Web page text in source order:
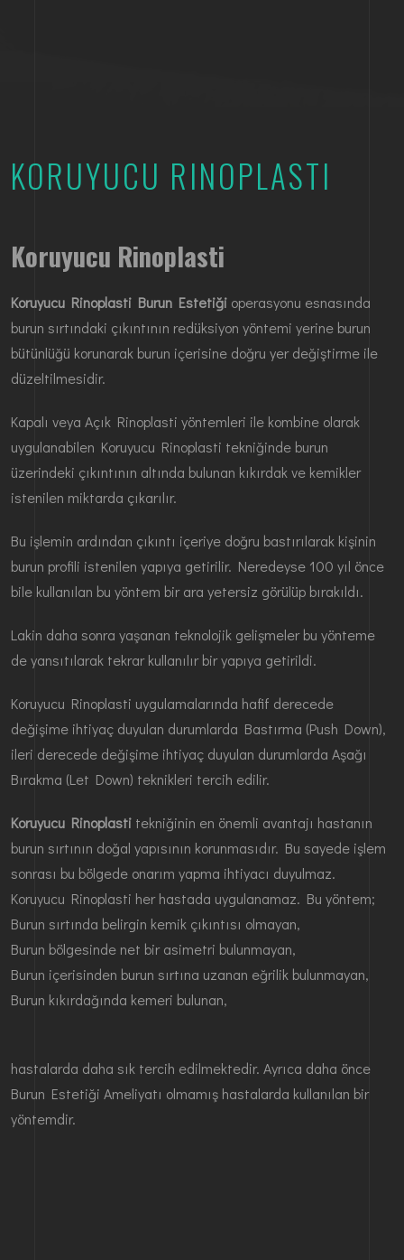
KORUYUCU RINOPLASTI
Koruyucu Rinoplasti
Koruyucu Rinoplasti Burun Estetiği operasyonu esnasında
burun sırtındaki çıkıntının redüksiyon yöntemi yerine burun
bütünlüğü korunarak burun içerisine doğru yer değiştirme ile
düzeltilmesidir.
Kapalı veya Açık Rinoplasti yöntemleri ile kombine olarak
uygulanabilen Koruyucu Rinoplasti tekniğinde burun
üzerindeki çıkıntının altında bulunan kıkırdak ve kemikler
istenilen miktarda çıkarılır.
Bu işlemin ardından çıkıntı içeriye doğru bastırılarak kişinin
burun profili istenilen yapıya getirilir. Neredeyse 100 yıl önce
bile kullanılan bu yöntem bir ara yetersiz görülüp bırakıldı.
Lakin daha sonra yaşanan teknolojik gelişmeler bu yönteme
de yansıtılarak tekrar kullanılır bir yapıya getirildi.
Koruyucu Rinoplasti uygulamalarında hafif derecede
değişime ihtiyaç duyulan durumlarda Bastırma (Push Down),
ileri derecede değişime ihtiyaç duyulan durumlarda Aşağı
Bırakma (Let Down) teknikleri tercih edilir.
Koruyucu Rinoplasti tekniğinin en önemli avantajı hastanın
burun sırtının doğal yapısının korunmasıdır. Bu sayede işlem
sonrası bu bölgede onarım yapma ihtiyacı duyulmaz.
Koruyucu Rinoplasti her hastada uygulanamaz. Bu yöntem;
Burun sırtında belirgin kemik çıkıntısı olmayan,
Burun bölgesinde net bir asimetri bulunmayan,
Burun içerisinden burun sırtına uzanan eğrilik bulunmayan,
Burun kıkırdağında kemeri bulunan,
hastalarda daha sık tercih edilmektedir. Ayrıca daha önce
Burun Estetiği Ameliyatı olmamış hastalarda kullanılan bir
yöntemdir.